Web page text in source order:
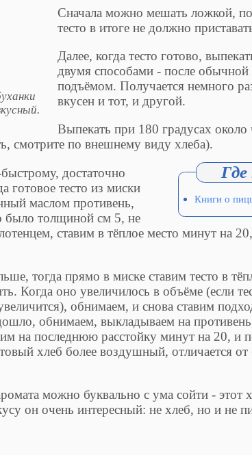
Сначала можно мешать ложкой,
тесто в итоге не должно
Далее, когда тесто готово,
двумя способами - после обычной
подъёмом. Получается немного
вкусен и тот, и другой.
Выпекать при 180 градусах
смотрите по внешнему виду хлеба).
Книги о
достаточно
готовое тесто из миски
маслом противень,
было толщиной см 5, не
ставим в тёплое место минут на
тогда прямо в миске ставим тесто в
Когда оно увеличилось в объёме (если
обнимаем, и снова ставим
обнимаем, выкладываем на
на последнюю расстойку минут на 20, и
хлеб более воздушный, отличается от
можно буквально с ума сойти - этот
он очень интересный: не хлеб, но и не